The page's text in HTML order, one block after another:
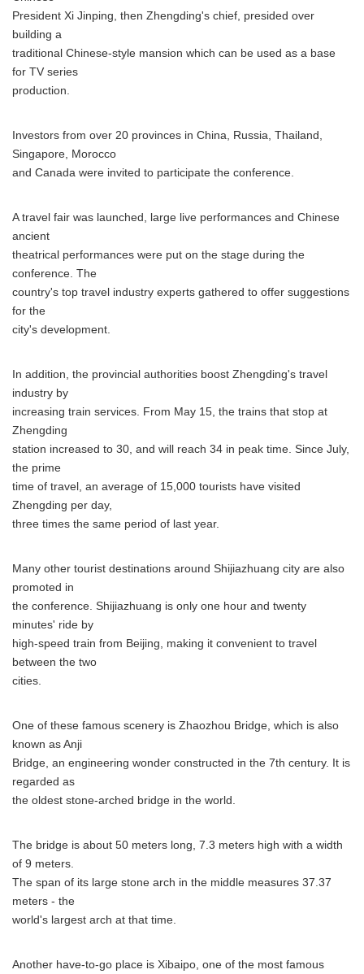
President Xi Jinping, then Zhengding's chief, presided over
building a
traditional Chinese-style mansion which can be used as a base
for TV series
production.
Investors from over 20 provinces in China, Russia, Thailand,
Singapore, Morocco
and Canada were invited to participate the conference.
A travel fair was launched, large live performances and Chinese
ancient
theatrical performances were put on the stage during the
conference. The
country's top travel industry experts gathered to offer suggestions
for the
city's development.
In addition, the provincial authorities boost Zhengding's travel
industry by
increasing train services. From May 15, the trains that stop at
Zhengding
station increased to 30, and will reach 34 in peak time. Since July,
the prime
time of travel, an average of 15,000 tourists have visited
Zhengding per day,
three times the same period of last year.
Many other tourist destinations around Shijiazhuang city are also
promoted in
the conference. Shijiazhuang is only one hour and twenty
minutes' ride by
high-speed train from Beijing, making it convenient to travel
between the two
cities.
One of these famous scenery is Zhaozhou Bridge, which is also
known as Anji
Bridge, an engineering wonder constructed in the 7th century. It is
regarded as
the oldest stone-arched bridge in the world.
The bridge is about 50 meters long, 7.3 meters high with a width
of 9 meters.
The span of its large stone arch in the middle measures 37.37
meters - the
world's largest arch at that time.
Another have-to-go place is Xibaipo, one of the most famous